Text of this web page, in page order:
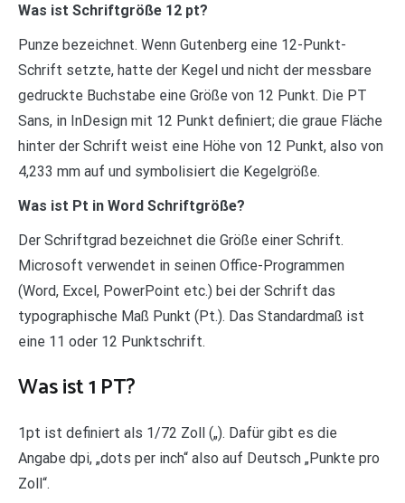
Was ist Schriftgröße 12 pt?
Punze bezeichnet. Wenn Gutenberg eine 12-Punkt-
Schrift setzte, hatte der Kegel und nicht der messbare
gedruckte Buchstabe eine Größe von 12 Punkt. Die PT
Sans, in InDesign mit 12 Punkt definiert; die graue Fläche
hinter der Schrift weist eine Höhe von 12 Punkt, also von
4,233 mm auf und symbolisiert die Kegelgröße.
Was ist Pt in Word Schriftgröße?
Der Schriftgrad bezeichnet die Größe einer Schrift.
Microsoft verwendet in seinen Office-Programmen
(Word, Excel, PowerPoint etc.) bei der Schrift das
typographische Maß Punkt (Pt.). Das Standardmaß ist
eine 11 oder 12 Punktschrift.
Was ist 1 PT?
1pt ist definiert als 1/72 Zoll („). Dafür gibt es die
Angabe dpi, „dots per inch“ also auf Deutsch „Punkte pro
Zoll“.